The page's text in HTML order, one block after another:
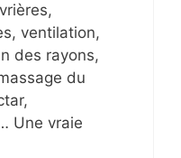
ventilation,
des rayons,
du
Une vraie